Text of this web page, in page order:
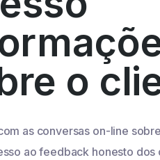
o
as conversas on-line
ao feedback honesto dos